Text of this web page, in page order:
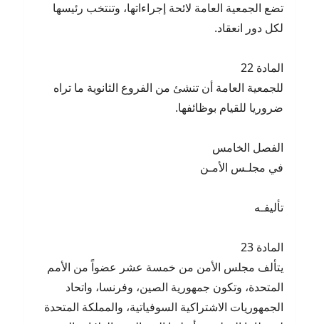
تضع الجمعية العامة لائحة إجراءاتها، وتنتخب رئيسها
لكل دور انعقاد.
المادة 22
للجمعية العامة أن تنشئ من الفروع الثانوية ما تراه
ضروريا للقيام بوظائفها.
الفصل الخامس
في مجلـس الأمـن
تأليفـه
المادة 23
يتألف مجلس الأمن من خمسة عشر عضواً من الأمم
المتحدة، وتكون جمهورية الصين، وفرنسا، واتحاد
الجمهوريات الاشتراكية السوفياتية، والمملكة المتحدة